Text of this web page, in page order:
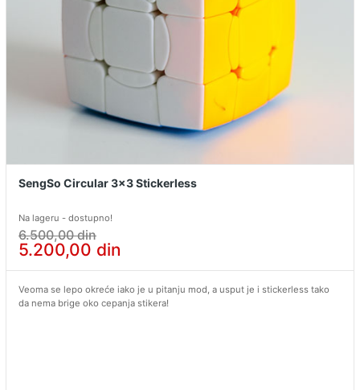
SengSo Circular 3x3 Stickerless
Na lageru - dostupno!
6.500,00din
5.200,00 din
Veoma se lepo okreće iako je u pitanju mod, a usput je i stickerless tako
da nema brige oko cepanja stikera!